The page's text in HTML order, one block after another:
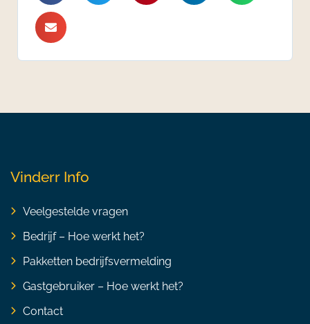
Vinderr Info
Veelgestelde vragen
Bedrijf – Hoe werkt het?
Pakketten bedrijfsvermelding
Gastgebruiker – Hoe werkt het?
Contact